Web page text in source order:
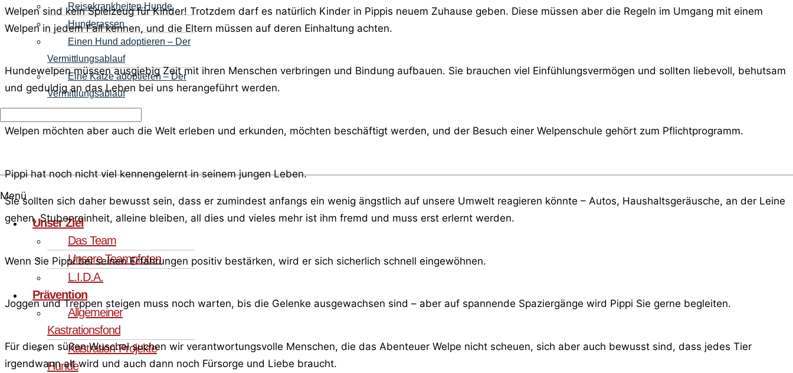
Reisekrankheiten Hunde
Hunderassen
Einen Hund adoptieren – Der
Vermittlungsablauf
Eine Katze adoptieren – Der
Vermittlungsablauf
Menü
Unser Ziel
Das Team
Unsere Teampfoten
L.I.D.A.
Prävention
Allgemeiner
Kastrationsfond
Kastration-Projekte
Hunde
Welpen sind kein Spielzeug für Kinder! Trotzdem darf es natürlich Kinder in Pippis neuem Zuhause geben. Diese müssen aber die Regeln im Umgang mit einem
Welpen in jedem Fall kennen, und die Eltern müssen auf deren Einhaltung achten.
Hundewelpen müssen ausgiebig Zeit mit ihren Menschen verbringen und Bindung aufbauen. Sie brauchen viel Einfühlungsvermögen und sollten liebevoll, behutsam
und geduldig an das Leben bei uns herangeführt werden.
Welpen möchten aber auch die Welt erleben und erkunden, möchten beschäftigt werden, und der Besuch einer Welpenschule gehört zum Pflichtprogramm.
Pippi hat noch nicht viel kennengelernt in seinem jungen Leben.
Sie sollten sich daher bewusst sein, dass er zumindest anfangs ein wenig ängstlich auf unsere Umwelt reagieren könnte – Autos, Haushaltsgeräusche, an der Leine
gehen, Stubenreinheit, alleine bleiben, all dies und vieles mehr ist ihm fremd und muss erst erlernt werden.
Wenn Sie Pippi bei seinen Erfahrungen positiv bestärken, wird er sich sicherlich schnell eingewöhnen.
Joggen und Treppen steigen muss noch warten, bis die Gelenke ausgewachsen sind – aber auf spannende Spaziergänge wird Pippi Sie gerne begleiten.
Für diesen süßen Wuschel suchen wir verantwortungsvolle Menschen, die das Abenteuer Welpe nicht scheuen, sich aber auch bewusst sind, dass jedes Tier
irgendwann alt wird und auch dann noch Fürsorge und Liebe braucht.